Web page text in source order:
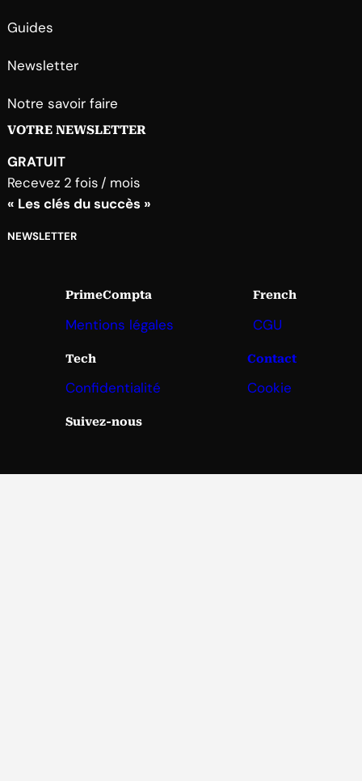
Guides
Newsletter
Notre savoir faire
VOTRE NEWSLETTER
GRATUIT
Recevez 2 fois / mois
« Les clés du succès »
NEWSLETTER
PrimeCompta
Mentions légales
French
CGU
Tech
Confidentialité
Contact
Cookie
Suivez-nous